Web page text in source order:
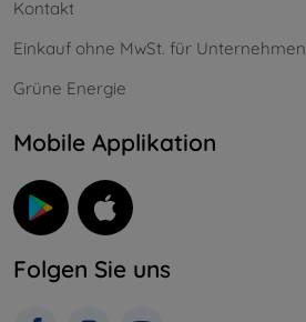
Kontakt
Einkauf ohne MwSt. für Unternehmen
Grüne Energie
Mobile Applikation
Folgen Sie uns